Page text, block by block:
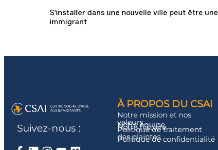
S’installer dans une nouvelle ville peut être
immigrant
Suivez-nous :
À PROPOS DU CSAI
Notre mission et nos
valeurs
Notre équipe
Notre histoire
Politique de traitement
des plaintes
Politique de confidentialité